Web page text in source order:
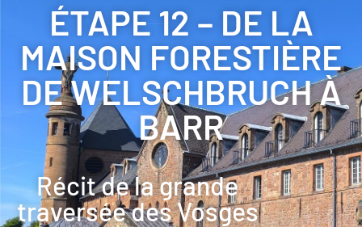
ÉTAPE 12 – DE LA
MAISON FORESTIÈRE
DE WELSCHBRUCH À
BARR
Récit de la grande
traversée des Vosges